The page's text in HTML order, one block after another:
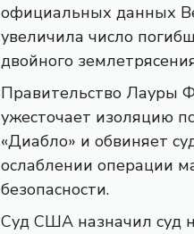
официальных данных
увеличила число
двойного
Правительство Лауры
ужесточает изоляцию
«Диабло» и обвиняет
ослаблении операции
безопасности.
Суд США назначил суд